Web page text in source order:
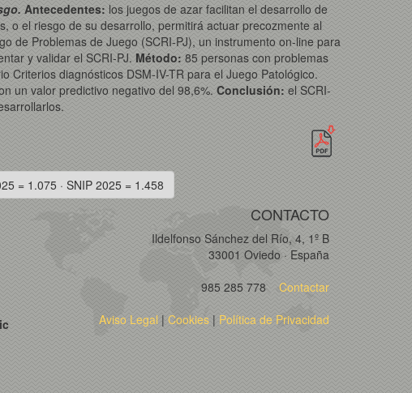
Antecedentes: los juegos de azar facilitan el desarrollo de
o el riesgo de su desarrollo, permitirá actuar precozmente al
de Problemas de Juego (SCRI-PJ), un instrumento on-line para
y validar el SCRI-PJ. Método: 85 personas con problemas
Criterios diagnósticos DSM-IV-TR para el Juego Patológico.
un valor predictivo negativo del 98,6%. Conclusión: el SCRI-
= 1.075 · SNIP 2025 = 1.458
CONTACTO
Ildelfonso Sánchez del Río, 4, 1º B
33001 Oviedo · España
985 285 778 Contactar
Aviso Legal | Cookies | Política de Privacidad